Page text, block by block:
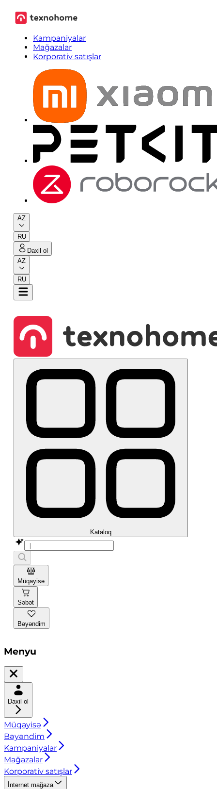
Kampaniyalar
Mağazalar
Korporativ satışlar
AZ
RU
Daxil ol
AZ
RU
Kataloq
Müqayisə
Səbət
Bəyəndim
Menyu
Daxil ol
Müqayisə
Bəyəndim
Kampaniyalar
Mağazalar
Korporativ satışlar
İnternet mağaza